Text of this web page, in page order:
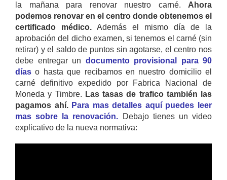
la mañana para renovar nuestro carné. Ahora
podemos renovar en el centro donde obtenemos el
certificado médico. Además el mismo día de la
aprobación del dicho examen, si tenemos el carné (sin
retirar) y el saldo de puntos sin agotarse, el centro nos
debe entregar un documento provisional para 90
días o hasta que recibamos en nuestro domicilio el
carné definitivo expedido por Fabrica Nacional de
Moneda y Timbre. Las tasas de trafico también las
pagamos ahí. Para mas detalles aquí puedes leer
mas sobre la renovación. Debajo tienes un video
explicativo de la nueva normativa: